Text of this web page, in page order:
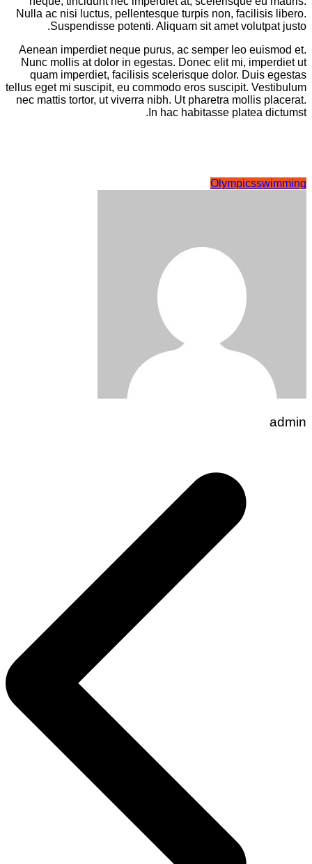
Nulla ac nisi luctus, pellentesque turpis non, facilisis libero.
Suspendisse potenti. Aliquam sit amet volutpat justo.
Aenean imperdiet neque purus, ac semper leo euismod et.
Nunc mollis at dolor in egestas. Donec elit mi, imperdiet ut
quam imperdiet, facilisis scelerisque dolor. Duis egestas
tellus eget mi suscipit, eu commodo eros suscipit. Vestibulum
nec mattis tortor, ut viverra nibh. Ut pharetra mollis placerat.
In hac habitasse platea dictumst.
Olympicsswimming
admin